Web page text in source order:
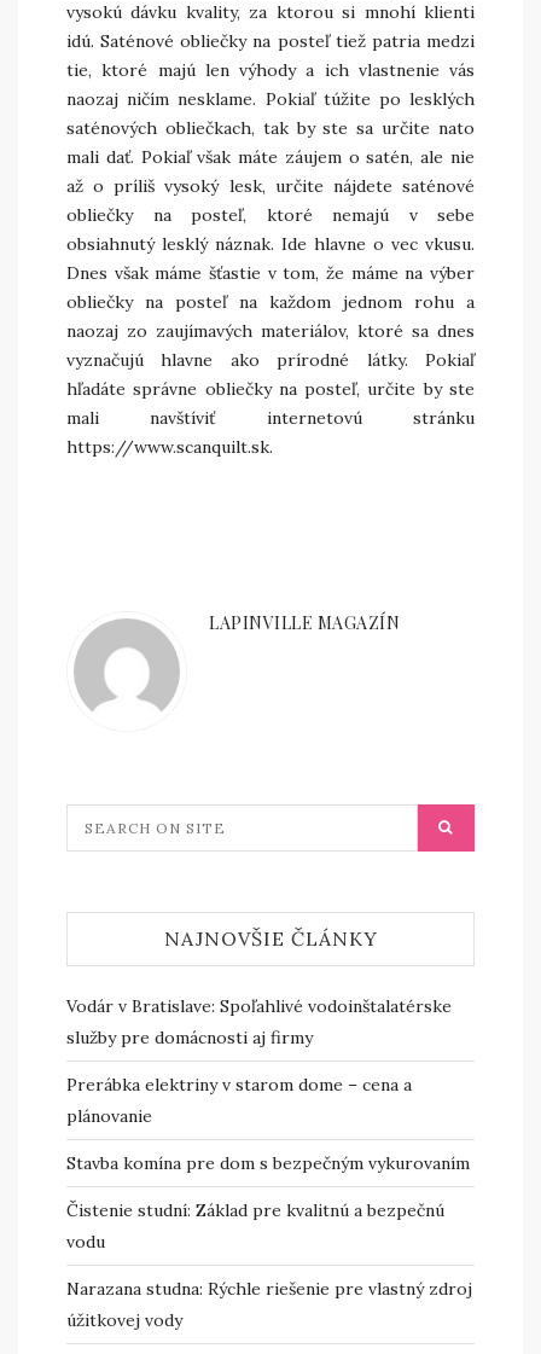
vysokú dávku kvality, za ktorou si mnohí klienti
idú. Saténové obliečky na posteľ tiež patria medzi
tie, ktoré majú len výhody a ich vlastnenie vás
naozaj ničím nesklame. Pokiaľ túžite po lesklých
saténových obliečkach, tak by ste sa určite nato
mali dať. Pokiaľ však máte záujem o satén, ale nie
až o príliš vysoký lesk, určite nájdete saténové
obliečky na posteľ, ktoré nemajú v sebe
obsiahnutý lesklý náznak. Ide hlavne o vec vkusu.
Dnes však máme šťastie v tom, že máme na výber
obliečky na posteľ na každom jednom rohu a
naozaj zo zaujímavých materiálov, ktoré sa dnes
vyznačujú hlavne ako prírodné látky. Pokiaľ
hľadáte správne obliečky na posteľ, určite by ste
mali navštíviť internetovú stránku
https://www.scanquilt.sk.
LAPINVILLE MAGAZÍN
NAJNOVŠIE ČLÁNKY
Vodár v Bratislave: Spoľahlivé vodoinštalatérske
služby pre domácnosti aj firmy
Prerábka elektriny v starom dome – cena a
plánovanie
Stavba komína pre dom s bezpečným vykurovaním
Čistenie studní: Základ pre kvalitnú a bezpečnú
vodu
Narazana studna: Rýchle riešenie pre vlastný zdroj
úžitkovej vody